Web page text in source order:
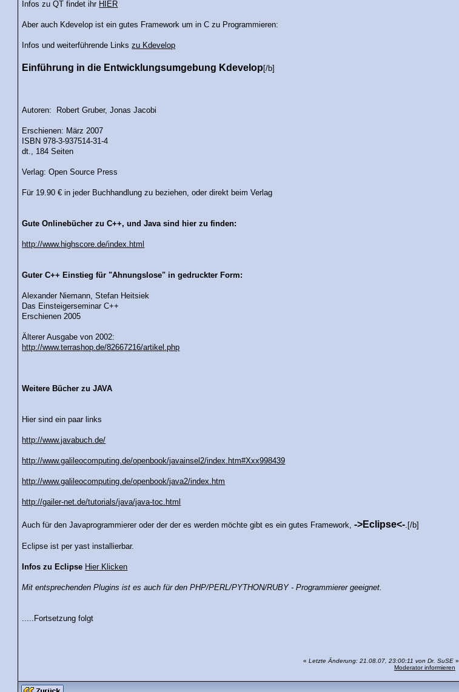
Infos zu QT findet ihr HIER
Aber auch Kdevelop ist ein gutes Framework um in C zu Programmieren:
Infos und weiterführende Linkszu Kdevelop
Einführung in die Entwicklungsumgebung Kdevelop [/b]
Autoren: Robert Gruber, Jonas Jacobi
Erschienen: März 2007
ISBN 978-3-937514-31-4
dt., 184 Seiten
Verlag: Open Source Press
Für 19.90 € in jeder Buchhandlung zu beziehen, oder direkt beim Verlag
Gute Onlinebücher zu C++, und Java sind hier zu finden:
http://www.highscore.de/index.html
Guter C++ Einstieg für "Ahnungslose" in gedruckter Form:
Alexander Niemann, Stefan Heitsiek
Das Einsteigerseminar C++
Erschienen 2005
Älterer Ausgabe von 2002:
http://www.terrashop.de/82667216/artikel.php
Weitere Bücher zu JAVA
Hier sind ein paar links
http://www.javabuch.de/
http://www.galileocomputing.de/openbook/javainsel2/index.htm#Xxx998439
http://www.galileocomputing.de/openbook/java2/index.htm
http://gailer-net.de/tutorials/java/java-toc.html
Auch für den Javaprogrammierer oder der der es werden möchte gibt es ein gutes Framework,->Eclipse<- .[/b]
Eclipse ist per yast installierbar.
Infos zu Eclipse Hier Klicken
Mit entsprechenden Plugins ist es auch für den PHP/PERL/PYTHON/RUBY - Programmierer geeignet.
.....Fortsetzung folgt
« Letzte Änderung: 21.08.07, 23:00:11 von Dr. SuSE »
Moderator informieren